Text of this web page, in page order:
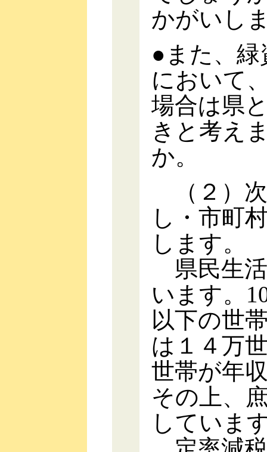
かがいし
●また、緑
において
場合は県
きと考え
か。
（２）
し・市町
します。
県民生
います。
以下の世
は１４万
世帯が年
その上、
していま